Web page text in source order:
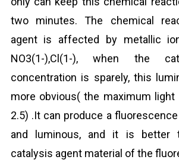
two minutes. The chemical
agent is affected by metallic
NO3(1-),Cl (1-), when the
concentration is sparely, this
more obvious( the maximum
2.5) .It can produce a
and luminous, and it is better
catalysis agent material of the